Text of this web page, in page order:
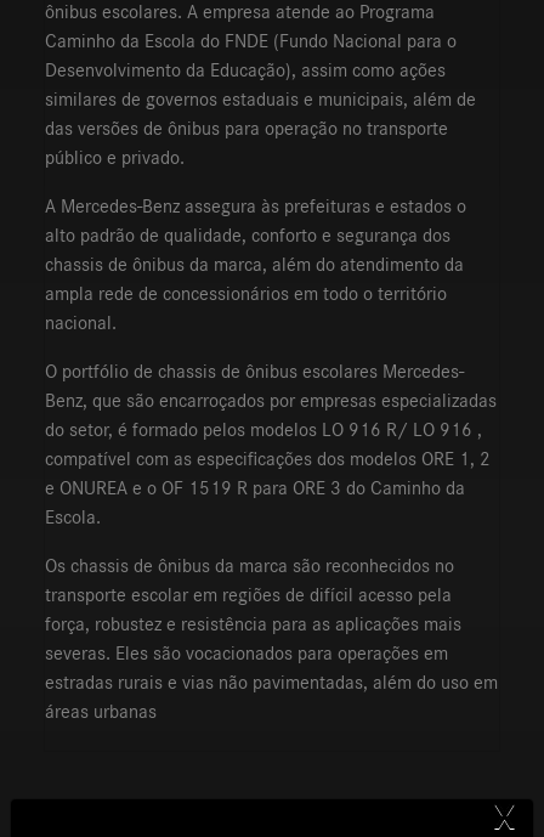
ônibus escolares. A empresa atende ao Programa
Caminho da Escola do FNDE (Fundo Nacional para o
Desenvolvimento da Educação), assim como ações
similares de governos estaduais e municipais, além de
das versões de ônibus para operação no transporte
público e privado.
A Mercedes-Benz assegura às prefeituras e estados o
alto padrão de qualidade, conforto e segurança dos
chassis de ônibus da marca, além do atendimento da
ampla rede de concessionários em todo o território
nacional.
O portfólio de chassis de ônibus escolares Mercedes-
Benz, que são encarroçados por empresas especializadas
do setor, é formado pelos modelos LO 916 R/ LO 916 ,
compatível com as especificações dos modelos ORE 1, 2
e ONUREA e o OF 1519 R para ORE 3 do Caminho da
Escola.
Os chassis de ônibus da marca são reconhecidos no
transporte escolar em regiões de difícil acesso pela
força, robustez e resistência para as aplicações mais
severas. Eles são vocacionados para operações em
estradas rurais e vias não pavimentadas, além do uso em
áreas urbanas
X